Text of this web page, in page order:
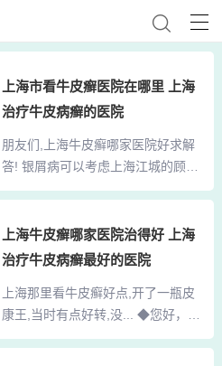
上海市看牛皮癣医院在哪里 上海
治疗牛皮病癣的医院
朋友们,上海牛皮癣哪家医院好求解
答! 银屑病可以考虑上海江城的顾昌
林，是当地著名的单位，每个人都
牛皮癣的进行期，是牛皮癣疾病急
性发展的时候，会有很多新的皮损
如果患者在此时没有及时的控制病
情，很有可能导致新的皮损出现。
使病情扩散。治病一定要及时，最
上海牛皮癣哪家医院治得好 上海
治疗牛皮病癣最好的医院
上海那里看牛皮癣好点,开了一瓶皮
康王,当时有点好转,没... ◆您好，牛
皮癣是一种比较多见的慢性炎症性